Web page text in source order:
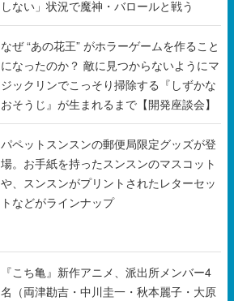
しない」状況で魔神・バロールと戦う
なぜ “あの花王” がホラーゲームを作ること
になったのか？ 敵に見つからないようにマ
ジックリンでこっそり掃除する『しずかな
おそうじ』が生まれるまで【開発座談会】
パペットスンスンの郵便局限定グッズが登
場。お手紙を持ったスンスンのマスコット
や、スンスンがプリントされたレターセッ
トなどがラインナップ
『こち亀』新作アニメ、派出所メンバー4
名（両津勘吉・中川圭一・秋本麗子・大原